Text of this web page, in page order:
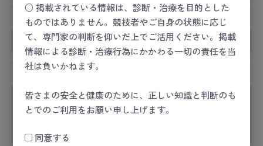
○ 掲載されている情報は、診断・治療を目的とした
ものではありません。競技者やご自身の状態に応じ
て、専門家の判断を仰いだ上でご活用ください。掲載
情報による診断・治療行為にかかわる一切の責任を当
社は負いかねます。
皆さまの安全と健康のために、正しい知識と判断のも
とでのご利用をお願い申し上げます。
同意する
タイトル 必須